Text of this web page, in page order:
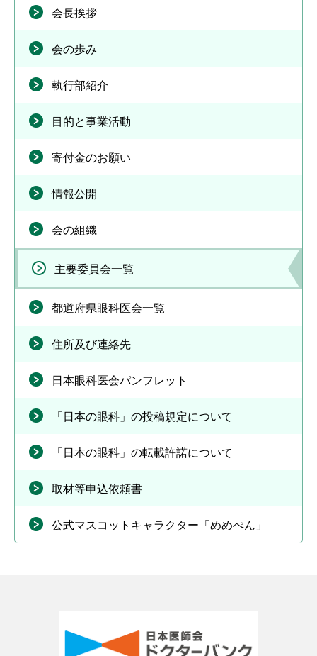
会長挨拶
会の歩み
執行部紹介
目的と事業活動
寄付金のお願い
情報公開
会の組織
主要委員会一覧
都道府県眼科医会一覧
住所及び連絡先
日本眼科医会パンフレット
「日本の眼科」の投稿規定について
「日本の眼科」の転載許諾について
取材等申込依頼書
公式マスコットキャラクター「めめぺん」